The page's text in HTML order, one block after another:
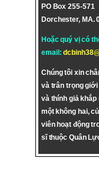
PO Box 255-571
Dorchester, MA.
Hoặc quý vị có
email:
Chúng tôi xin
và trân trọng giới
và thính giả
một không hai,
viên hoạt động
sĩ thuộc Quân